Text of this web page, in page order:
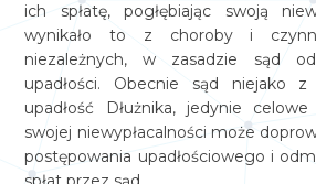
ich spłatę, pogłębiając swoją
wynikało to z choroby i
niezależnych, w zasadzie sąd
upadłości. Obecnie sąd niejako z
upadłość Dłużnika, jedynie
swojej niewypłacalności może
postępowania upadłościowego i